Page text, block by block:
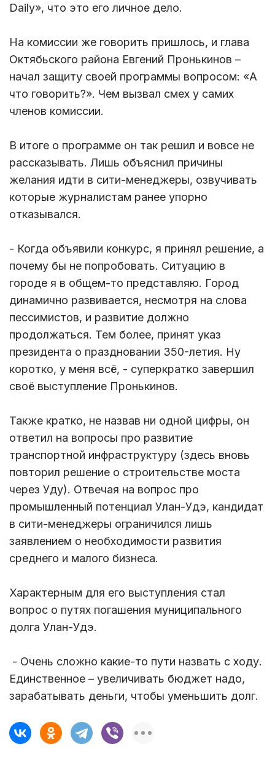
Daily», что это его личное дело.
На комиссии же говорить пришлось, и глава
Октябьского района Евгений Пронькинов –
начал защиту своей программы вопросом: «А
что говорить?». Чем вызвал смех у самих
членов комиссии.
В итоге о программе он так решил и вовсе не
рассказывать. Лишь объяснил причины
желания идти в сити-менеджеры, озвучивать
которые журналистам ранее упорно
отказывался.
- Когда объявили конкурс, я принял решение, а
почему бы не попробовать. Ситуацию в
городе я в общем-то представляю. Город
динамично развивается, несмотря на слова
пессимистов, и развитие должно
продолжаться. Тем более, принят указ
президента о праздновании 350-летия. Ну
коротко, у меня всё, - суперкратко завершил
своё выступление Пронькинов.
Также кратко, не назвав ни одной цифры, он
ответил на вопросы про развитие
транспортной инфраструктуру (здесь вновь
повторил решение о строительстве моста
через Уду). Отвечая на вопрос про
промышленный потенциал Улан-Удэ, кандидат
в сити-менеджеры ограничился лишь
заявлением о необходимости развития
среднего и малого бизнеса.
Характерным для его выступления стал
вопрос о путях погашения муниципального
долга Улан-Удэ.
- Очень сложно какие-то пути назвать с ходу.
Единственное – увеличивать бюджет надо,
зарабатывать деньги, чтобы уменьшить долг.